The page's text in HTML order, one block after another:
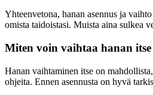
Yhteenvetona, hanan asennus ja
omista taidoistasi. Muista aina sulkea
Miten voin vaihtaa hanan
Hanan vaihtaminen itse on
ohjeita. Ennen asennusta on hyvä